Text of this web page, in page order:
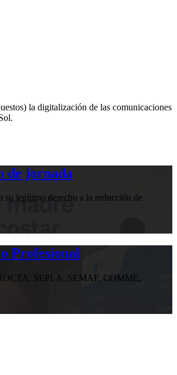
la digitalización de las comunicaciones
de jornada
legítimo derecho a la reducción de
Profesional
SEPLA, SEMAF, COMME,